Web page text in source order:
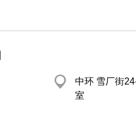
中环 雪厂街
室